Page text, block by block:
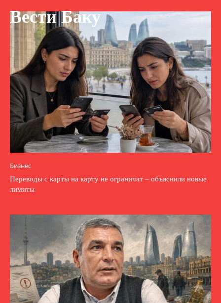
Вести Баку
Бизнес
Переводы с карты на карту не ограничат – объяснили новые
лимиты